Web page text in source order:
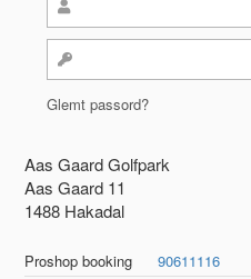
Glemt passord?
Aas Gaard Golfpark
Aas Gaard 11
1488 Hakadal
Proshop booking
90611116